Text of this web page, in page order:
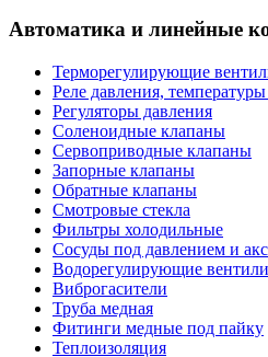
Автоматика и линейные
Терморегулирующие
Реле давления,
Регуляторы давления
Соленоидные клапаны
Сервоприводные клапаны
Запорные клапаны
Обратные клапаны
Смотровые стекла
Фильтры холодильные
Сосуды под давлением и
Водорегулирующие вентили
Виброгасители
Труба медная
Фитинги медные под пайку
Теплоизоляция